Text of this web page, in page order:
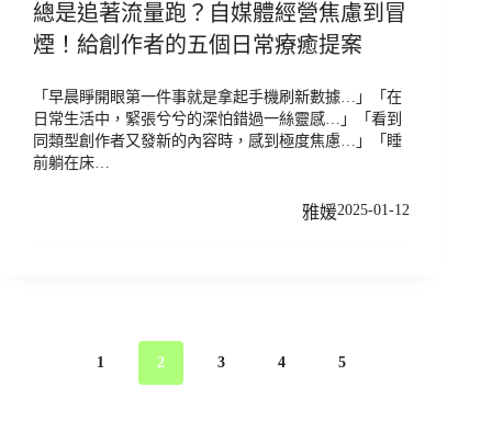
總是追著流量跑？自媒體經營焦慮到冒
煙！給創作者的五個日常療癒提案
「早晨睜開眼第一件事就是拿起手機刷新數據…」「在
日常生活中，緊張兮兮的深怕錯過一絲靈感…」「看到
同類型創作者又發新的內容時，感到極度焦慮…」「睡
前躺在床…
雅媛2025-01-12
1 2 3 4 5